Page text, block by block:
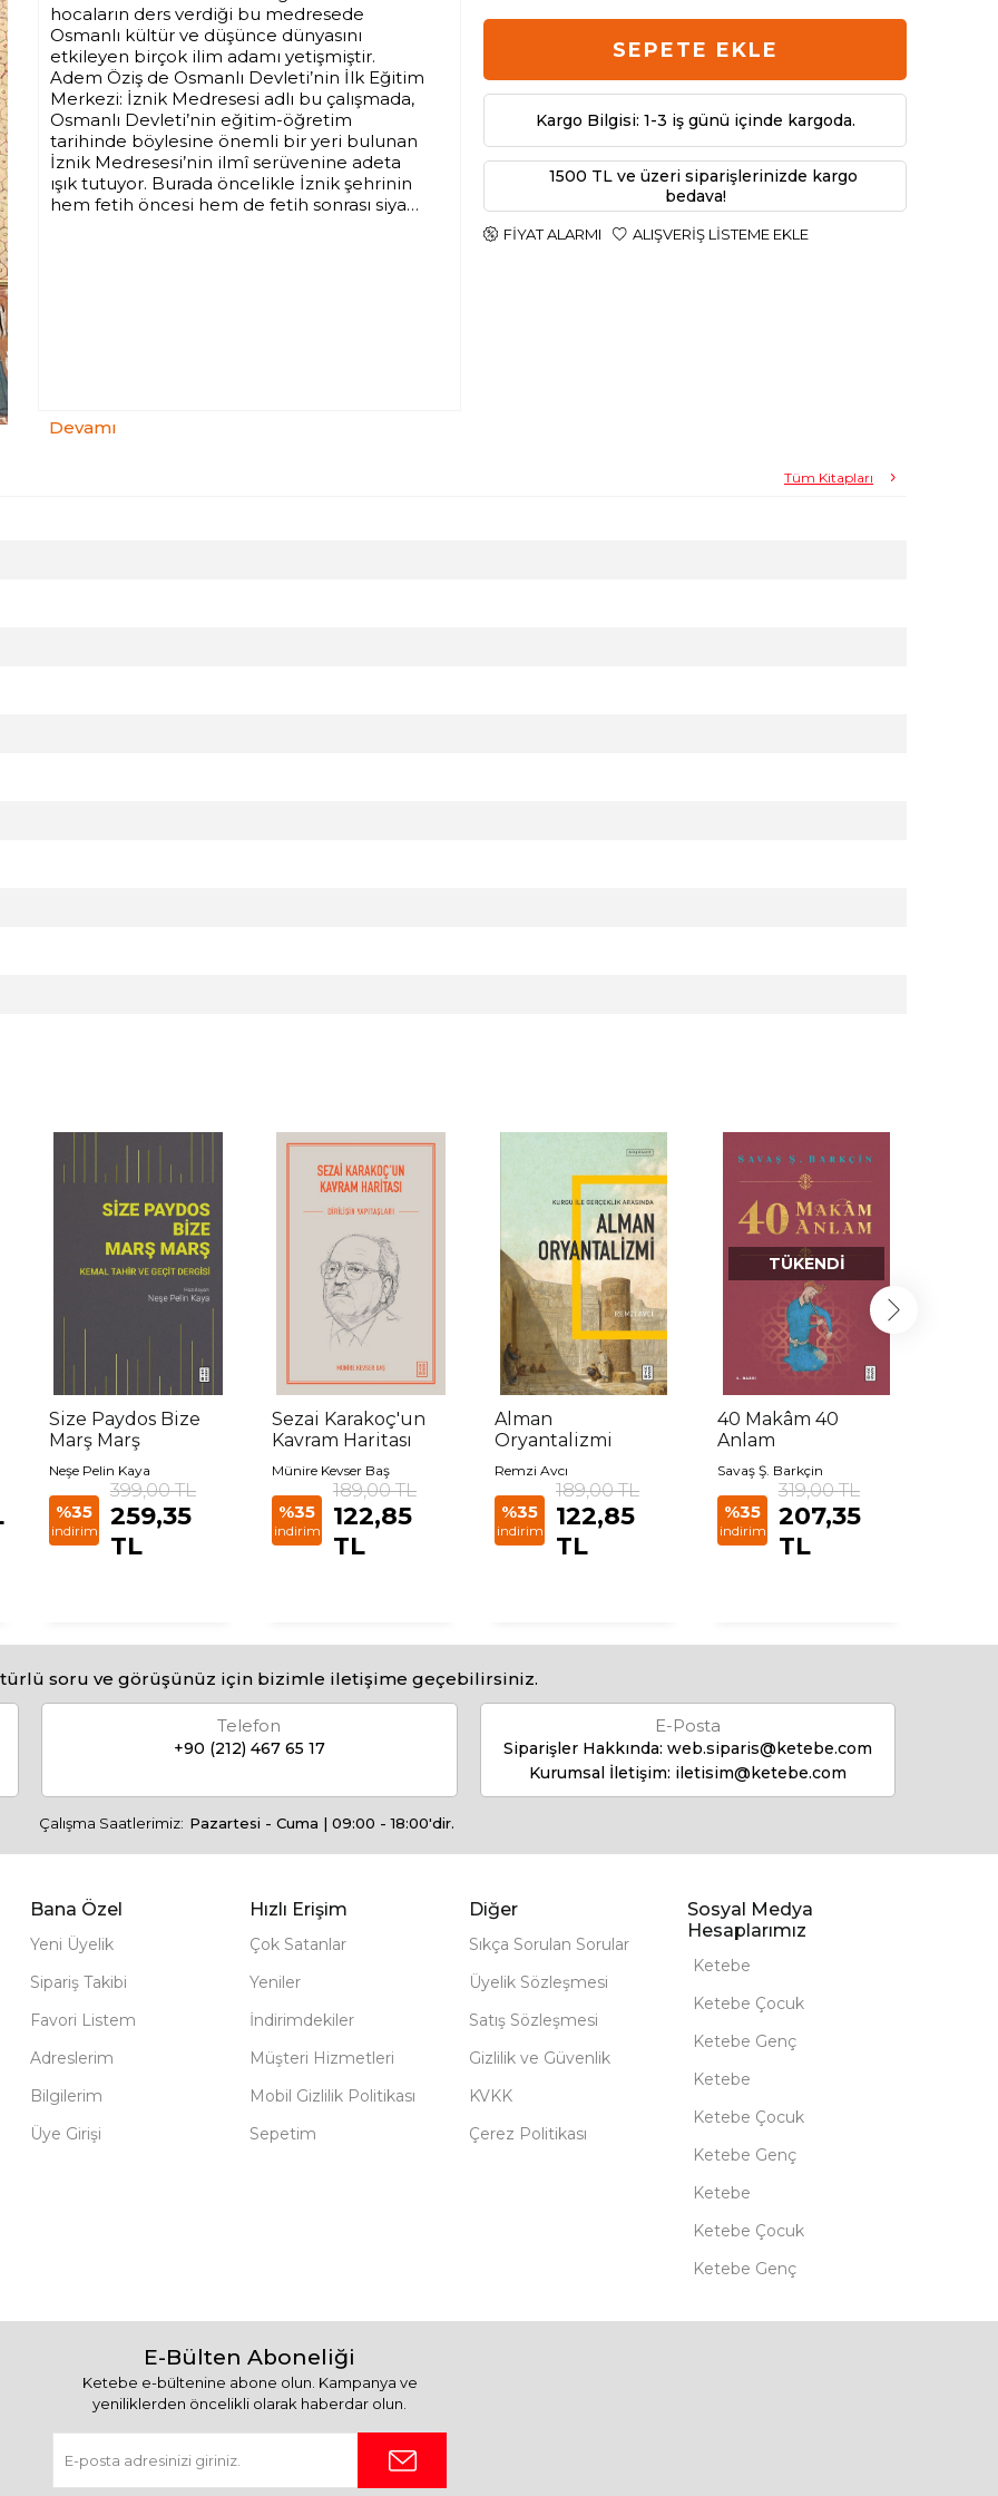
hocaların ders verdiği bu medresede
Osmanlı kültür ve düşünce dünyasını
etkileyen birçok ilim adamı yetişmiştir.
Adem Öziş de Osmanlı Devleti’nin İlk Eğitim
Merkezi: İznik Medresesi adlı bu çalışmada,
Osmanlı Devleti’nin eğitim-öğretim
tarihinde böylesine önemli bir yeri bulunan
İznik Medresesi’nin ilmî serüvenine adeta
ışık tutuyor. Burada öncelikle İznik şehrinin
hem fetih öncesi hem de fetih sonrası siyasi,
Devamı
SEPETE EKLE
Kargo Bilgisi: 1-3 iş günü içinde kargoda.
1500 TL ve üzeri siparişlerinizde kargo
bedava!
FIYAT ALARMI ALIŞVERIŞ LISTEME EKLE
Tüm Kitapları
Size Paydos Bize
Marş Marş
Neşe Pelin Kaya
%35
indirim
399,00 TL
259,35
TL
Sezai Karakoç'un
Kavram Haritası
Münire Kevser Baş
%35
indirim
189,00 TL
122,85
TL
Alman
Oryantalizmi
Remzi Avcı
%35
indirim
189,00 TL
122,85
TL
TÜKENDI
40 Makâm 40
Anlam
Savaş Ş. Barkçin
%35
indirim
319,00 TL
207,35
TL
soru ve görüşünüz için bizimle iletişime geçebilirsiniz.
Telefon
+90 (212) 467 65 17
E-Posta
Siparişler Hakkında: web.siparis@ketebe.com
Kurumsal İletişim: iletisim@ketebe.com
Çalışma Saatlerimiz: Pazartesi - Cuma | 09:00 - 18:00'dir.
Bana Özel
Yeni Üyelik
Sipariş Takibi
Favori Listem
Adreslerim
Bilgilerim
Üye Girişi
Hızlı Erişim
Çok Satanlar
Yeniler
İndirimdekiler
Müşteri Hizmetleri
Mobil Gizlilik Politikası
Sepetim
Diğer
Sıkça Sorulan Sorular
Üyelik Sözleşmesi
Satış Sözleşmesi
Gizlilik ve Güvenlik
KVKK
Çerez Politikası
Sosyal Medya
Hesaplarımız
Ketebe
Ketebe Çocuk
Ketebe Genç
Ketebe
Ketebe Çocuk
Ketebe Genç
Ketebe
Ketebe Çocuk
Ketebe Genç
E-Bülten Aboneliği
Ketebe e-bültenine abone olun. Kampanya ve
yeniliklerden öncelikli olarak haberdar olun.